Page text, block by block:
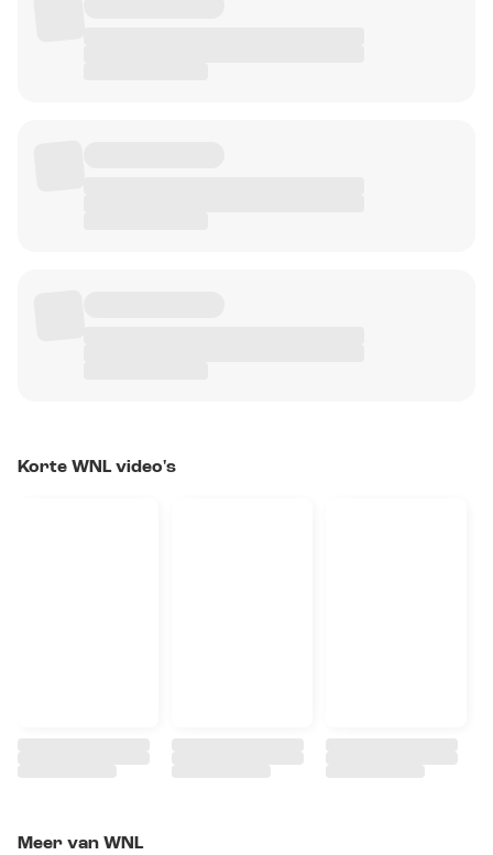
Korte WNL video's
Meer van WNL